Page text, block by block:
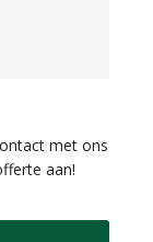
met ons
aan!